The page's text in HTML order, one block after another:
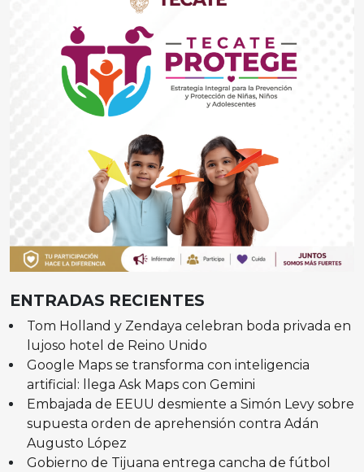
ENTRADAS RECIENTES
Tom Holland y Zendaya celebran boda privada en
lujoso hotel de Reino Unido
Google Maps se transforma con inteligencia
artificial: llega Ask Maps con Gemini
Embajada de EEUU desmiente a Simón Levy sobre
supuesta orden de aprehensión contra Adán
Augusto López
Gobierno de Tijuana entrega cancha de fútbol